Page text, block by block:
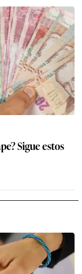
Sigue estos